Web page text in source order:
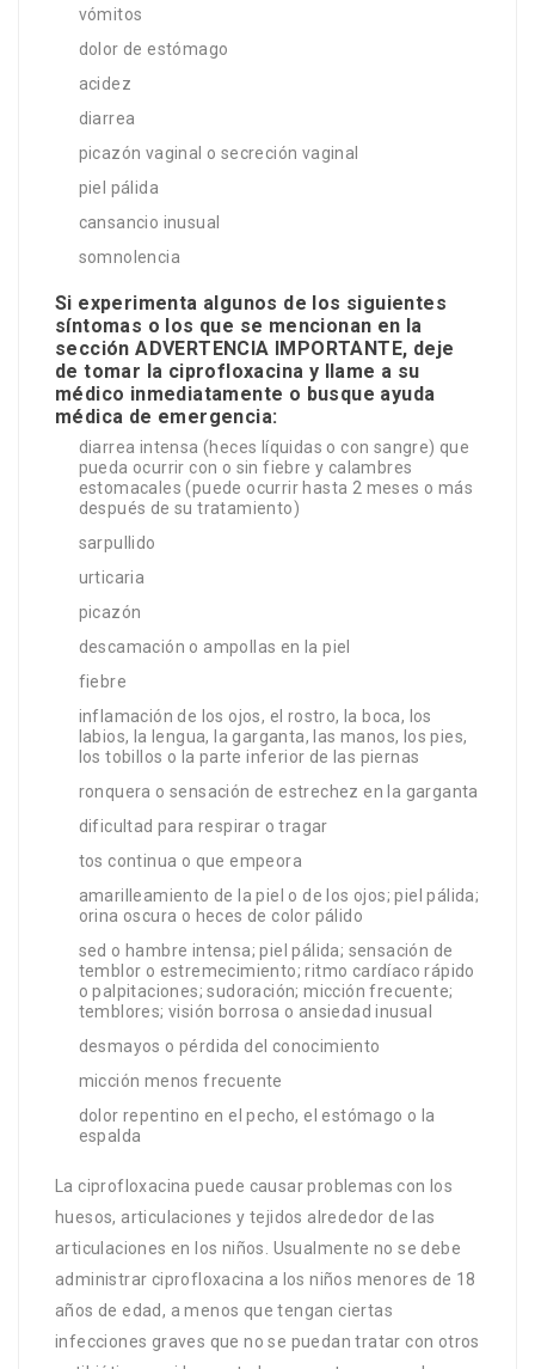
vómitos
dolor de estómago
acidez
diarrea
picazón vaginal o secreción vaginal
piel pálida
cansancio inusual
somnolencia
Si experimenta algunos de los siguientes
síntomas o los que se mencionan en la
sección ADVERTENCIA IMPORTANTE, deje
de tomar la ciprofloxacina y llame a su
médico inmediatamente o busque ayuda
médica de emergencia:
diarrea intensa (heces líquidas o con sangre) que
pueda ocurrir con o sin fiebre y calambres
estomacales (puede ocurrir hasta 2 meses o más
después de su tratamiento)
sarpullido
urticaria
picazón
descamación o ampollas en la piel
fiebre
inflamación de los ojos, el rostro, la boca, los
labios, la lengua, la garganta, las manos, los pies,
los tobillos o la parte inferior de las piernas
ronquera o sensación de estrechez en la garganta
dificultad para respirar o tragar
tos continua o que empeora
amarilleamiento de la piel o de los ojos; piel pálida;
orina oscura o heces de color pálido
sed o hambre intensa; piel pálida; sensación de
temblor o estremecimiento; ritmo cardíaco rápido
o palpitaciones; sudoración; micción frecuente;
temblores; visión borrosa o ansiedad inusual
desmayos o pérdida del conocimiento
micción menos frecuente
dolor repentino en el pecho, el estómago o la
espalda
La ciprofloxacina puede causar problemas con los
huesos, articulaciones y tejidos alrededor de las
articulaciones en los niños. Usualmente no se debe
administrar ciprofloxacina a los niños menores de 18
años de edad, a menos que tengan ciertas
infecciones graves que no se puedan tratar con otros